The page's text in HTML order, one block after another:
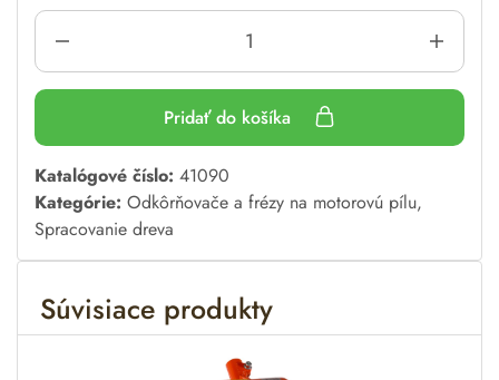
Pridať do košíka
A
l
t
e
n
a
Katalógové číslo: 41090
Kategórie: Odkôrňovače a frézy na motorovú pílu,
Spracovanie dreva
Súvisiace produkty